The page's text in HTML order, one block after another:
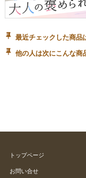
最近チェックした商品
他の人は次にこんな商
トップページ
お問い合せ